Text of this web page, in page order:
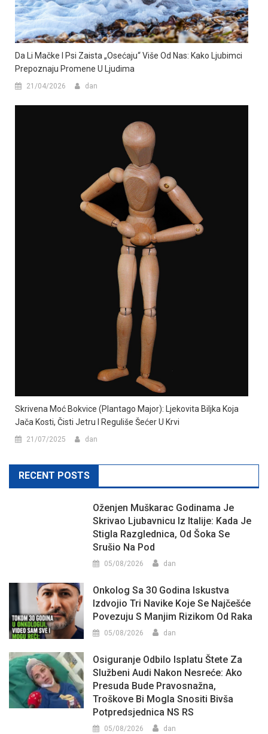
Da Li Mačke I Psi Zaista „osećaju“ Više Od Nas: Kako Ljubimci
Prepoznaju Promene U Ljudima
21/04/2026 dan
Skrivena Moć Bokvice (Plantago Major): Ljekovita Biljka Koja
Jača Kosti, Čisti Jetru I Reguliše Šećer U Krvi
21/07/2025 dan
RECENT POSTS
Oženjen Muškarac Godinama Je
Skrivao Ljubavnicu Iz Italije: Kada Je
Stigla Razglednica, Od Šoka Se
Srušio Na Pod
05/08/2026 dan
Onkolog Sa 30 Godina Iskustva
Izdvojio Tri Navike Koje Se Najčešće
Povezuju S Manjim Rizikom Od Raka
05/08/2026 dan
Osiguranje Odbilo Isplatu Štete Za
Službeni Audi Nakon Nesreće: Ako
Presuda Bude Pravosnažna,
Troškove Bi Mogla Snositi Bivša
Potpredsjednica NS RS
05/08/2026 dan